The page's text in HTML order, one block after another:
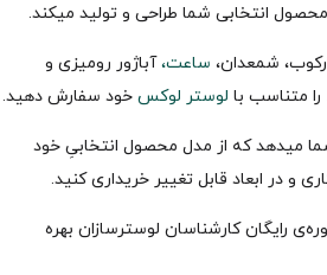
انتخابی شما طراحی و تولید میکند.
شمعدان، ساعت،آباژور رومیزی و
متناسب با لوستر لوکس خود سفارش دهید.
میدهد که از مدل محصول انتخابیِ خود
و در ابعاد قابل تغییر خریداری کنید.
رایگان کارشناسان لوسترسازان بهره